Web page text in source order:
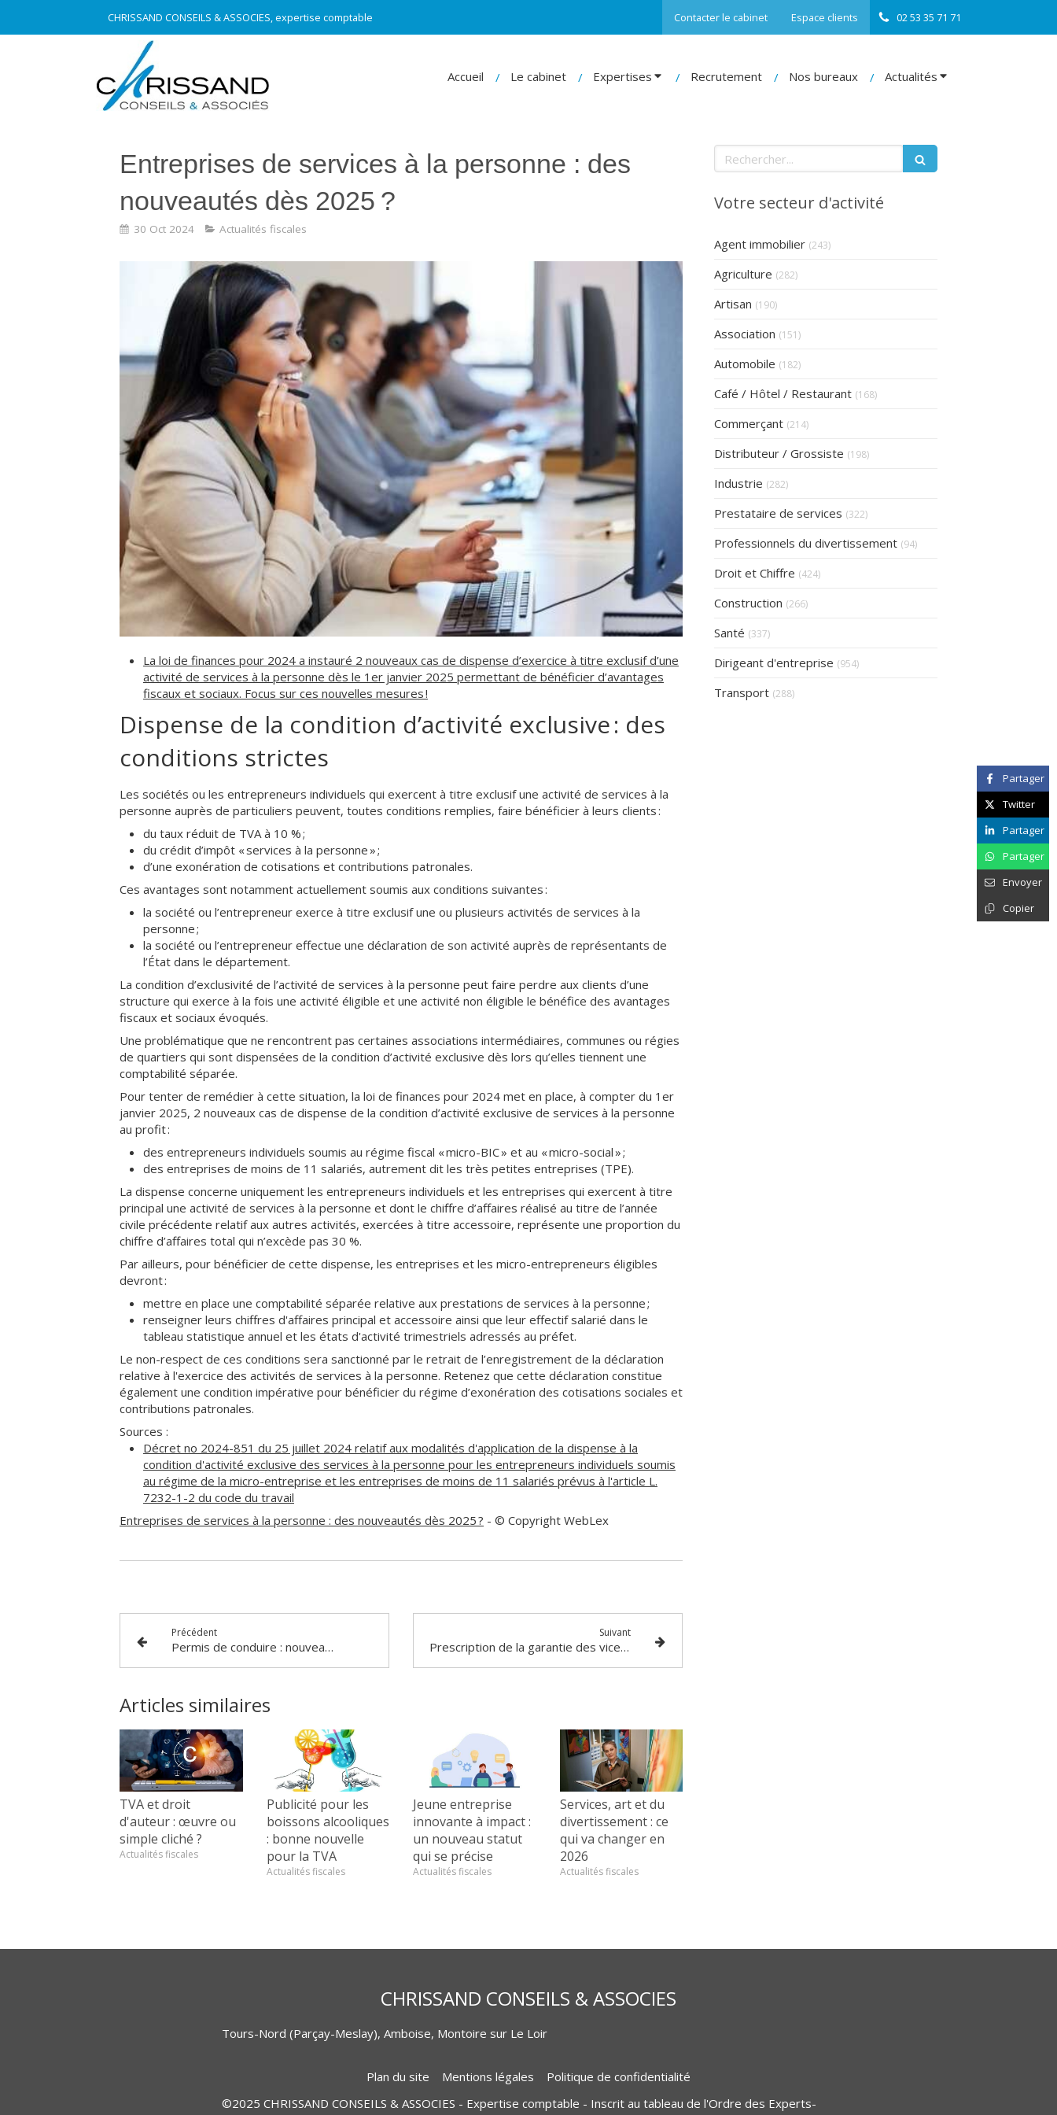
CHRISSAND CONSEILS & ASSOCIES, expertise comptable 02 53 35 71 71
Espace clients
Contacter le cabinet
Accueil Le cabinet Expertises Recrutement Nos bureaux Actualités
Entreprises de services à la personne : des
nouveautés dès 2025 ?
30 Oct 2024 Actualités fiscales
La loi de finances pour 2024 a instauré 2 nouveaux cas de dispense d’exercice à titre exclusif d’une
activité de services à la personne dès le 1er janvier 2025 permettant de bénéficier d’avantages
fiscaux et sociaux. Focus sur ces nouvelles mesures !
Dispense de la condition d’activité exclusive : des
conditions strictes
Les sociétés ou les entrepreneurs individuels qui exercent à titre exclusif une activité de services à la
personne auprès de particuliers peuvent, toutes conditions remplies, faire bénéficier à leurs clients :
du taux réduit de TVA à 10 % ;
du crédit d’impôt « services à la personne » ;
d’une exonération de cotisations et contributions patronales.
Ces avantages sont notamment actuellement soumis aux conditions suivantes :
la société ou l’entrepreneur exerce à titre exclusif une ou plusieurs activités de services à la
personne ;
la société ou l’entrepreneur effectue une déclaration de son activité auprès de représentants de
l’État dans le département.
La condition d’exclusivité de l’activité de services à la personne peut faire perdre aux clients d’une
structure qui exerce à la fois une activité éligible et une activité non éligible le bénéfice des avantages
fiscaux et sociaux évoqués.
Une problématique que ne rencontrent pas certaines associations intermédiaires, communes ou régies
de quartiers qui sont dispensées de la condition d’activité exclusive dès lors qu’elles tiennent une
comptabilité séparée.
Pour tenter de remédier à cette situation, la loi de finances pour 2024 met en place, à compter du 1er
janvier 2025, 2 nouveaux cas de dispense de la condition d’activité exclusive de services à la personne
au profit :
des entrepreneurs individuels soumis au régime fiscal « micro-BIC » et au « micro-social » ;
des entreprises de moins de 11 salariés, autrement dit les très petites entreprises (TPE).
La dispense concerne uniquement les entrepreneurs individuels et les entreprises qui exercent à titre
principal une activité de services à la personne et dont le chiffre d’affaires réalisé au titre de l’année
civile précédente relatif aux autres activités, exercées à titre accessoire, représente une proportion du
chiffre d’affaires total qui n’excède pas 30 %.
Par ailleurs, pour bénéficier de cette dispense, les entreprises et les micro-entrepreneurs éligibles
devront :
mettre en place une comptabilité séparée relative aux prestations de services à la personne ;
renseigner leurs chiffres d'affaires principal et accessoire ainsi que leur effectif salarié dans le
tableau statistique annuel et les états d'activité trimestriels adressés au préfet.
Le non-respect de ces conditions sera sanctionné par le retrait de l’enregistrement de la déclaration
relative à l'exercice des activités de services à la personne. Retenez que cette déclaration constitue
également une condition impérative pour bénéficier du régime d’exonération des cotisations sociales et
contributions patronales.
Sources :
Décret no 2024-851 du 25 juillet 2024 relatif aux modalités d'application de la dispense à la
condition d'activité exclusive des services à la personne pour les entrepreneurs individuels soumis
au régime de la micro-entreprise et les entreprises de moins de 11 salariés prévus à l'article L.
7232-1-2 du code du travail
Entreprises de services à la personne : des nouveautés dès 2025 ? - © Copyright WebLex
Précédent
Permis de conduire : nouveau contrat obligatoire !
Suivant
Prescription de la garantie des vices cachés : quels délais ?
Articles similaires
TVA et droit
d'auteur : œuvre ou
simple cliché ?
Actualités fiscales
Publicité pour les
boissons alcooliques
: bonne nouvelle
pour la TVA
Actualités fiscales
Jeune entreprise
innovante à impact :
un nouveau statut
qui se précise
Actualités fiscales
Services, art et du
divertissement : ce
qui va changer en
2026
Actualités fiscales
Partager
Twitter
Partager
Partager
Envoyer
Copier
Rechercher
Votre secteur d'activité
Agent immobilier (243)Articles Count
Agriculture (282)Articles Count
Artisan (190)Articles Count
Association (151)Articles Count
Automobile (182)Articles Count
Café / Hôtel / Restaurant (168)Articles Count
Commerçant (214)Articles Count
Distributeur / Grossiste (198)Articles Count
Industrie (282)Articles Count
Prestataire de services (322)Articles Count
Professionnels du divertissement (94)Articles Count
Droit et Chiffre (424)Articles Count
Construction (266)Articles Count
Santé (337)Articles Count
Dirigeant d'entreprise (954)Articles Count
Transport (288)Articles Count
CHRISSAND CONSEILS & ASSOCIES
Tours-Nord (Parçay-Meslay), Amboise, Montoire sur Le Loir
Plan du site Mentions légales
Politique de confidentialité
©2025 CHRISSAND CONSEILS & ASSOCIES - Expertise comptable - Inscrit au tableau de l'Ordre des Experts-